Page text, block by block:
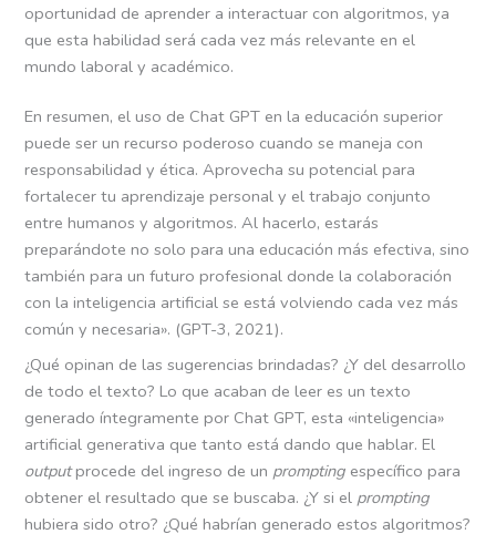
oportunidad de aprender a interactuar con algoritmos, ya
que esta habilidad será cada vez más relevante en el
mundo laboral y académico.
En resumen, el uso de Chat GPT en la educación superior
puede ser un recurso poderoso cuando se maneja con
responsabilidad y ética. Aprovecha su potencial para
fortalecer tu aprendizaje personal y el trabajo conjunto
entre humanos y algoritmos. Al hacerlo, estarás
preparándote no solo para una educación más efectiva, sino
también para un futuro profesional donde la colaboración
con la inteligencia artificial se está volviendo cada vez más
común y necesaria». (GPT-3, 2021).
¿Qué opinan de las sugerencias brindadas? ¿Y del desarrollo
de todo el texto? Lo que acaban de leer es un texto
generado íntegramente por Chat GPT, esta «inteligencia»
artificial generativa que tanto está dando que hablar. El
outputprocede del ingreso de un prompting específico para
obtener el resultado que se buscaba. ¿Y si el prompting
hubiera sido otro? ¿Qué habrían generado estos algoritmos?